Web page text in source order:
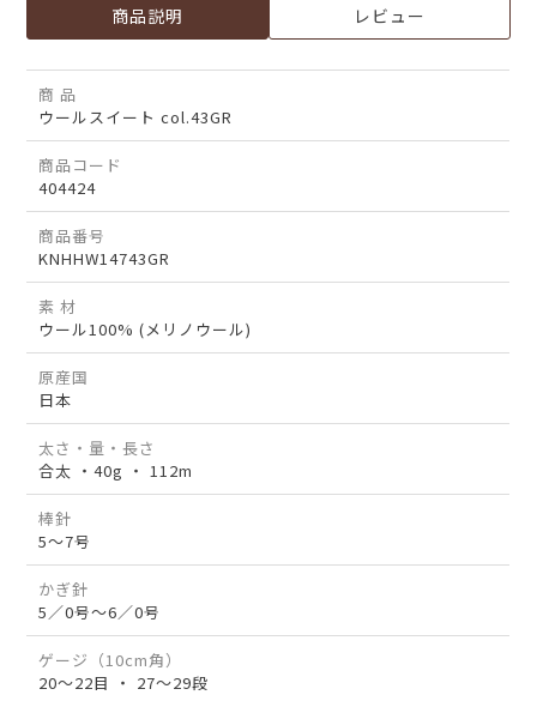
商品説明 レビュー
商 品
ウールスイート col.43GR
商品コード
404424
商品番号
KNHHW14743GR
素 材
ウール100% (メリノウール)
原産国
日本
太さ・量・長さ
合太 ・40g ・ 112m
棒針
5～7号
かぎ針
5／0号～6／0号
ゲージ（10cm角）
20～22目 ・ 27～29段